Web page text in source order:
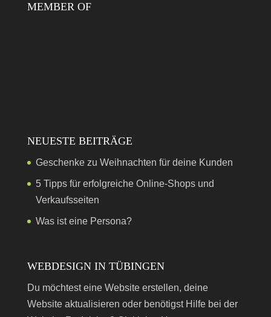
MEMBER OF
NEUESTE BEITRÄGE
Geschenke zu Weihnachten für deine Kunden
5 Tipps für erfolgreiche Online-Shops und
Verkaufsseiten
Was ist eine Persona?
WEBDESIGN IN TÜBINGEN
Du möchtest eine Website erstellen, deine
Website aktualisieren oder benötigst Hilfe bei der